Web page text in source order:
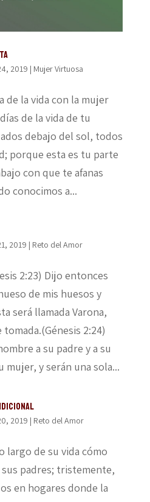
2019 | Mujer Virtuosa
de la vida con la mujer
de la vida de tu
debajo del sol, todos
porque esta es tu parte
con que te afanas
conocimos a...
2019 | Reto del Amor
2:23) Dijo entonces
de mis huesos y
será llamada Varona,
2:24)
a su padre y a su
mujer, y serán una sola...
2019 | Reto del Amor
largo de su vida cómo
padres; tristemente,
en hogares donde la